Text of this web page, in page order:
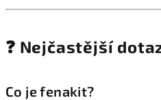
❓ Nejčastější
Co je fenakit?